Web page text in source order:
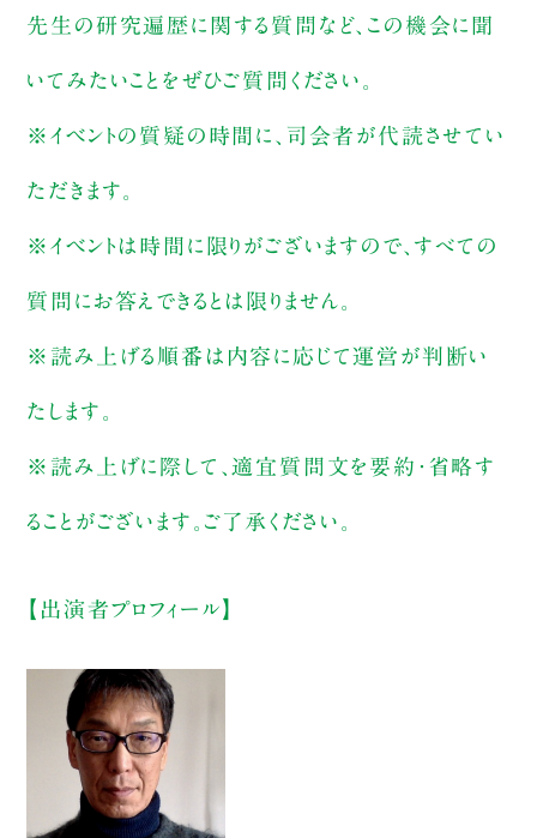
先生の研究遍歴に関する質問など、この機会に聞
いてみたいことをぜひご質問ください。
※イベントの質疑の時間に、司会者が代読させてい
ただきます。
※イベントは時間に限りがございますので、すべての
質問にお答えできるとは限りません。
※読み上げる順番は内容に応じて運営が判断い
たします。
※読み上げに際して、適宜質問文を要約・省略す
ることがございます。ご了承ください。
【出演者プロフィール】